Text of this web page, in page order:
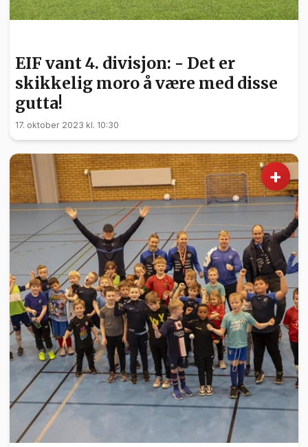
EIF vant 4. divisjon: - Det er
skikkelig moro å være med disse
gutta!
17. oktober 2023 kl. 10:30
+